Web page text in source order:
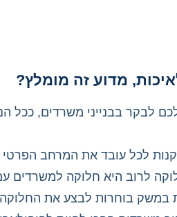
מדוע זה מומלץ?
לבקר בבנייני משרדים, ככל
לכל עובד את המרחב
לרוב היא חלוקה למשרדים
במשק בוחרות לבצע את החלוקה